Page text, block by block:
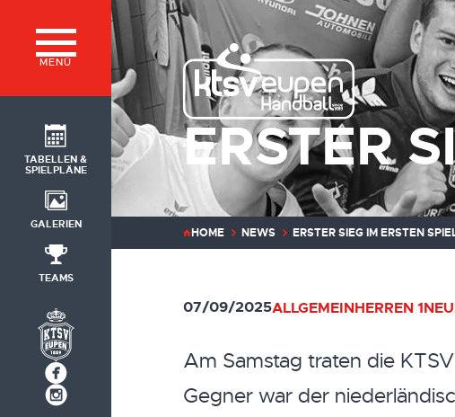
MENÜ
TABELLEN &
SPIELPLÄNE
GALERIEN
TEAMS
ERSTER
HOME NEWS ERSTER SIEG IM ERSTEN
07/09/2025ALLGEMEINHERREN 1
Am Samstag traten die
Gegner war der